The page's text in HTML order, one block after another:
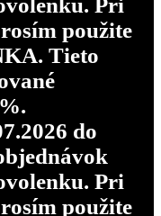
Pri
použite
Tieto
do
Pri
použite